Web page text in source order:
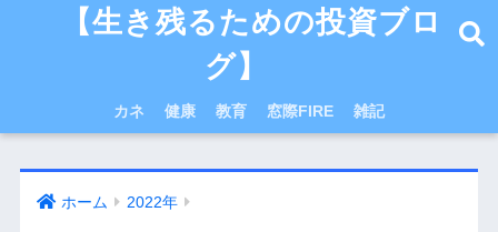
【生き残るための投資ブロ
グ】
カネ 健康 教育 窓際FIRE 雑記
ホーム 2022年